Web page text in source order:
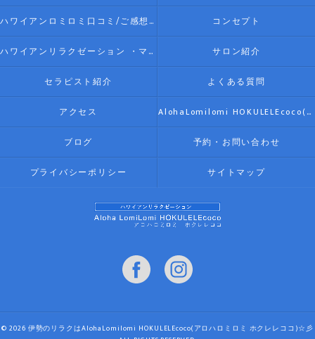
ハワイアンロミロミ口コミ/ご感想(伊勢リラク/リラクゼーション) コンセプト
ハワイアンリラクゼーション ・マッサージ AlohaLomilomi HOKULELEcoco(アロハロミロミ ホクレレココ)☆彡について サロン紹介
セラピスト紹介 よくある質問
アクセス AlohaLomilomi HOKULELEcoco(アロハロミロミ ホクレレココ)☆彡
ブログ 予約・お問い合わせ
プライバシーポリシー サイトマップ
© 2026 伊勢のリラクはAlohaLomilomi HOKULELEcoco(アロハロミロミ ホクレレココ)☆彡